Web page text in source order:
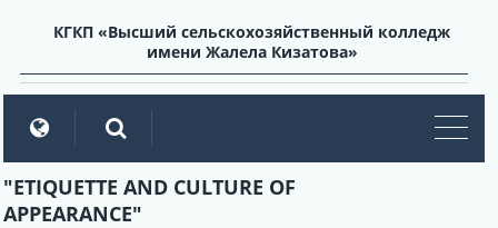
КГКП «Высший сельскохозяйственный колледж
имени Жалела Кизатова»
"ETIQUETTE AND CULTURE OF
APPEARANCE"